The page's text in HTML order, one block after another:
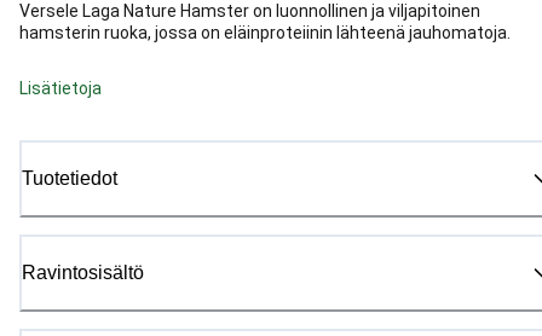
Versele Laga Nature Hamster on luonnollinen ja viljapitoinen
hamsterin ruoka, jossa on eläinproteiinin lähteenä jauhomatoja.
Lisätietoja
Tuotetiedot
Ravintosisältö